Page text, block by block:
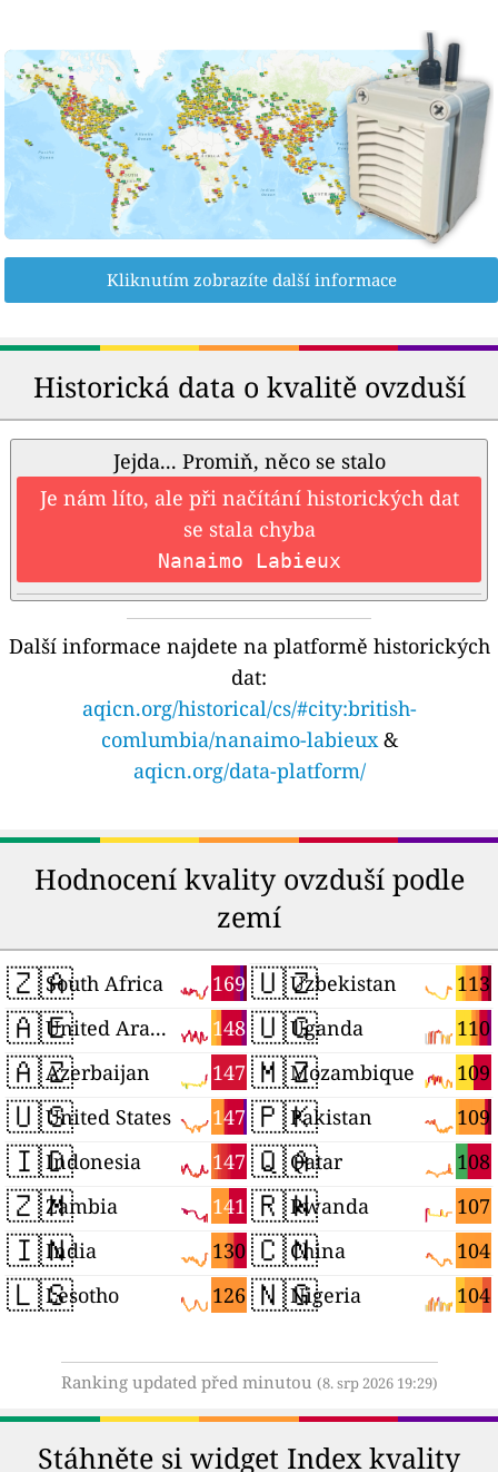
Kliknutím zobrazíte další informace
Historická data o kvalitě ovzduší
Jejda... Promiň, něco se stalo
Je nám líto, ale při načítání historických dat
se stala chyba
Nanaimo Labieux
Další informace najdete na platformě historických
dat:
aqicn.org/historical/cs/#city:british-
comlumbia/nanaimo-labieux&
aqicn.org/data-platform/
Hodnocení kvality ovzduší podle
zemí
🇿🇦 169
South Africa
🇦🇪 148
United Arab Emirates
🇦🇿 147
Azerbaijan
🇺🇸 147
United States
🇮🇩 147
Indonesia
🇿🇲 141
Zambia
🇮🇳 130
India
🇱🇸 126
Lesotho
🇺🇿 113
Uzbekistan
🇺🇬 110
Uganda
🇲🇿 109
Mozambique
🇵🇰 109
Pakistan
🇶🇦 108
Qatar
🇷🇼 107
Rwanda
🇨🇳 104
China
🇳🇬 104
Nigeria
Ranking updated před minutou (8. srp 2026 19:29)
Stáhněte si widget Index kvality